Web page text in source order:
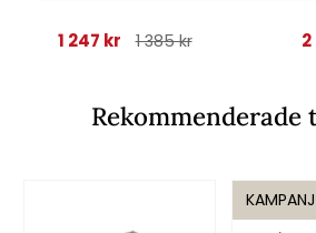
1 247 kr 1 385 kr
KAMPANJ